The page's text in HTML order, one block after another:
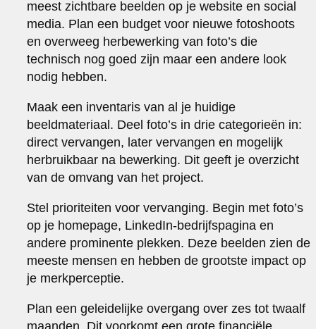
meest zichtbare beelden op je website en social
media. Plan een budget voor nieuwe fotoshoots
en overweeg herbewerking van foto’s die
technisch nog goed zijn maar een andere look
nodig hebben.
Maak een inventaris van al je huidige
beeldmateriaal. Deel foto’s in drie categorieën in:
direct vervangen, later vervangen en mogelijk
herbruikbaar na bewerking. Dit geeft je overzicht
van de omvang van het project.
Stel prioriteiten voor vervanging. Begin met foto’s
op je homepage, LinkedIn-bedrijfspagina en
andere prominente plekken. Deze beelden zien de
meeste mensen en hebben de grootste impact op
je merkperceptie.
Plan een geleidelijke overgang over zes tot twaalf
maanden. Dit voorkomt een grote financiële